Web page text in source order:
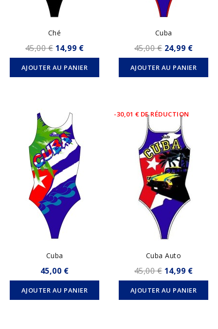
Ché
45,00 € 14,99 €
AJOUTER AU PANIER
Cuba
45,00 € 24,99 €
AJOUTER AU PANIER
Cuba
45,00 €
AJOUTER AU PANIER
-30,01 € DE RÉDUCTION
Cuba Auto
45,00 € 14,99 €
AJOUTER AU PANIER